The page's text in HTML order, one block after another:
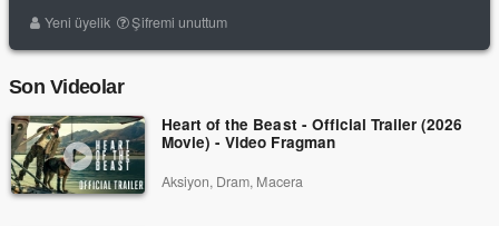
Yeni üyelik Şifremi unuttum
Son Videolar
Heart of the Beast - Official Trailer (2026
Movie) - Video Fragman
Aksiyon, Dram, Macera